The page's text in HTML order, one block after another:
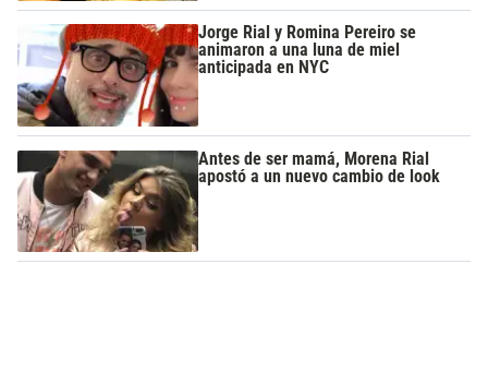
Jorge Rial y Romina Pereiro se
animaron a una luna de miel
anticipada en NYC
Antes de ser mamá, Morena Rial
apostó a un nuevo cambio de look